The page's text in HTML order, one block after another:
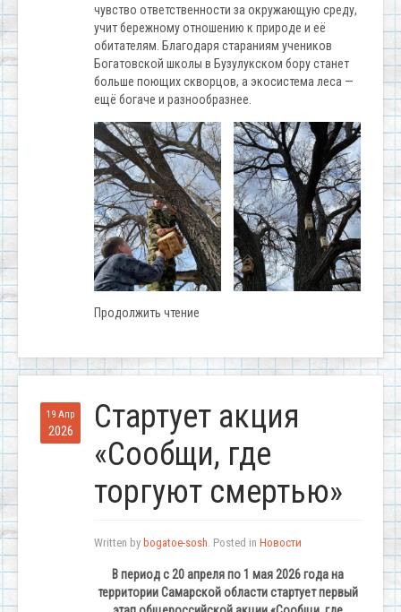
чувство ответственности за окружающую среду,
учит бережному отношению к природе и её
обитателям. Благодаря стараниям учеников
Богатовской школы в Бузулукском бору станет
больше поющих скворцов, а экосистема леса —
ещё богаче и разнообразнее.
Продолжить чтение
19 Апр
2026
Стартует акция
«Сообщи, где
торгуют смертью»
Written by bogatoe-sosh. Posted in Новости
В период с 20 апреля по 1 мая 2026 года на
территории Самарской области стартует первый